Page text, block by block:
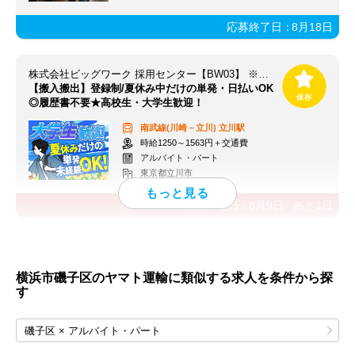
応募終了日：8月18日
【搬入搬出】登録制/夏休み中だけの単発・日払いOK
◎履歴書不要★高校生・大学生歓迎！
南武線(川崎－立川) 立川駅
時給1250～1563円＋交通費
アルバイト・パート
東京都立川市
応募終了日：
横浜市磯子区のヤマト運輸に類似する求人を条件から探
す
磯子区 × アルバイト・パート